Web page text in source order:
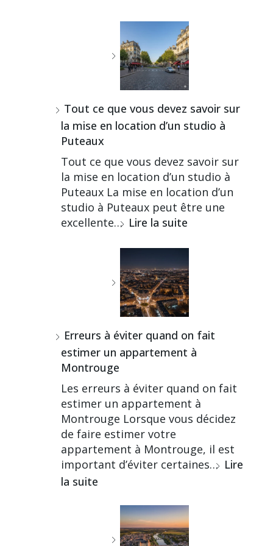
Tout ce que vous devez savoir sur
la mise en location d’un studio à
Puteaux
Tout ce que vous devez savoir sur
la mise en location d’un studio à
Puteaux La mise en location d’un
studio à Puteaux peut être une
excellente… Lire la suite
Erreurs à éviter quand on fait
estimer un appartement à
Montrouge
Les erreurs à éviter quand on fait
estimer un appartement à
Montrouge Lorsque vous décidez
de faire estimer votre
appartement à Montrouge, il est
important d’éviter certaines… Lire
la suite